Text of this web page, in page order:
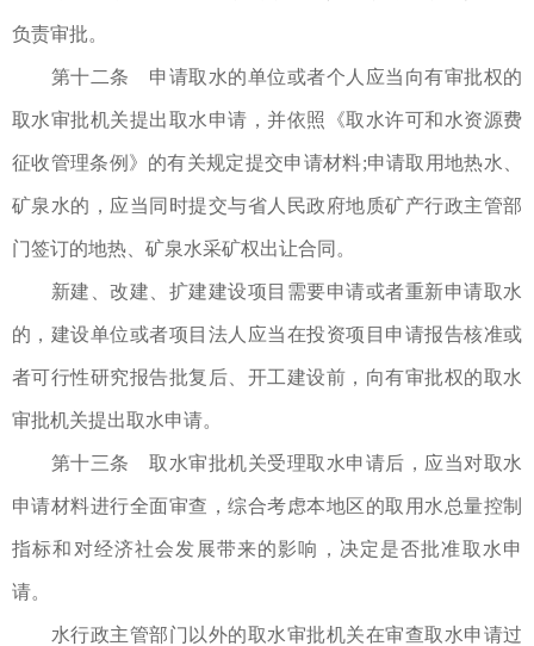
负责审批。
第十二条 申请取水的单位或者个人应当向有审批权的
取水审批机关提出取水申请，并依照《取水许可和水资源费
征收管理条例》的有关规定提交申请材料;申请取用地热水、
矿泉水的，应当同时提交与省人民政府地质矿产行政主管部
门签订的地热、矿泉水采矿权出让合同。
新建、改建、扩建建设项目需要申请或者重新申请取水
的，建设单位或者项目法人应当在投资项目申请报告核准或
者可行性研究报告批复后、开工建设前，向有审批权的取水
审批机关提出取水申请。
第十三条 取水审批机关受理取水申请后，应当对取水
申请材料进行全面审查，综合考虑本地区的取用水总量控制
指标和对经济社会发展带来的影响，决定是否批准取水申
请。
水行政主管部门以外的取水审批机关在审查取水申请过